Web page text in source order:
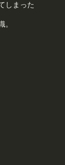
しまった
。